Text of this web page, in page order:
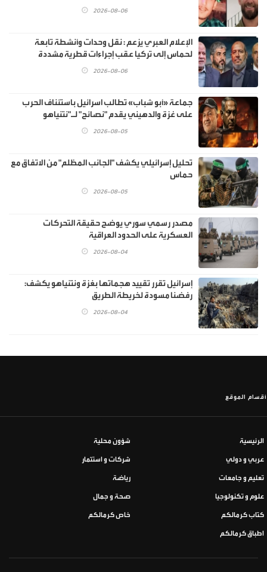
2026-08-06
الإعلام العبري يزعم : نقل وحدات وأنشطة تابعة
لحماس إلى تركيا عقب إجراءات قطرية مشددة
2026-08-06
جماعة «أبو شباب» تطالب اسرائيل باستئناف الحرب
على غزة والدهيني يقدم "نصائح" لـ"نتنياهو
2026-08-05
تحليل إسرائيلي يكشف "الجانب المظلم" من الاتفاق مع
حماس
2026-08-05
مصدر رسمي سوري يوضح حقيقة التحركات
العسكرية على الحدود العراقية
2026-08-04
إسرائيل تقرر تقييد هجماتها بغزة ونتنياهو يكشف:
رفضنا مسودة لخريطة الطريق
2026-08-04
أقسام الموقع
الرئيسية شؤون محلية
عربي و دولي شركات و استثمار
تعليم و جامعات رياضة
علوم و تكنولوجيا صحة و جمال
كتاب كرمالكم خاص كرمالكم
اطباق كرمالكم